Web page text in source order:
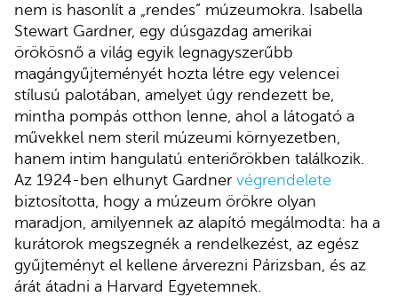
nem is hasonlít a „rendes” múzeumokra. Isabella
Stewart Gardner, egy dúsgazdag amerikai
örökösnő a világ egyik legnagyszerűbb
magángyűjteményét hozta létre egy velencei
stílusú palotában, amelyet úgy rendezett be,
mintha pompás otthon lenne, ahol a látogató a
művekkel nem steril múzeumi környezetben,
hanem intim hangulatú enteriőrökben találkozik.
Az 1924-ben elhunyt Gardner végrendelete
biztosította, hogy a múzeum örökre olyan
maradjon, amilyennek az alapító megálmodta: ha a
kurátorok megszegnék a rendelkezést, az egész
gyűjteményt el kellene árverezni Párizsban, és az
árát átadni a Harvard Egyetemnek.